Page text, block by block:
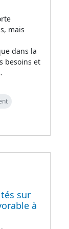
mais
dans la
besoins et
sur
à